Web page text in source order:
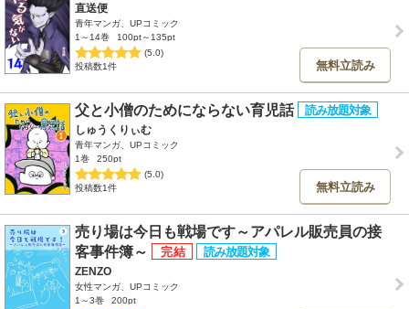
直送便
青年マンガ、UPコミック
1～14巻
100pt～135pt
(5.0)
投稿数1件
無料立読み
父と小僧のためにならない育児話
しゅうくりぃむ
青年マンガ、UPコミック
1巻
250pt
(5.0)
投稿数1件
無料立読み
売り場は今日も戦場です～アパレル販売員の接
客事件簿～
ZENZO
女性マンガ、UPコミック
1～3巻
200pt